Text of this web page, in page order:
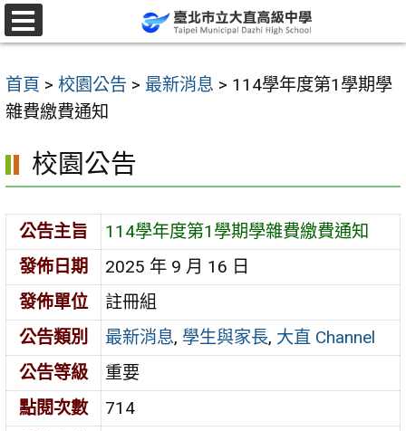
跳
至
要
內
區
首頁 > 校園公告 > 最新消息 > 114學年度第1學期學
雜費繳費通知
校園公告
公告主旨
114學年度第1學期學雜費繳費通知
發佈日期
2025 年 9 月 16 日
發佈單位
註冊組
公告類別
最新消息, 學生與家長, 大直 Channel
公告等級
重要
點閱次數
714
選
單